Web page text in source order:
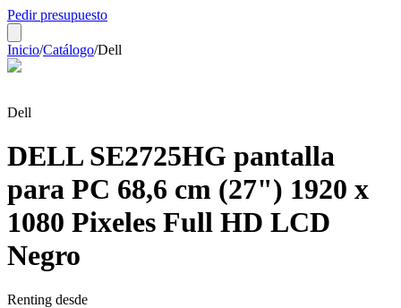
Pedir presupuesto
Inicio/Catálogo/Dell
Dell
DELL SE2725HG pantalla
para PC 68,6 cm (27") 1920 x
1080 Pixeles Full HD LCD
Negro
Renting desde